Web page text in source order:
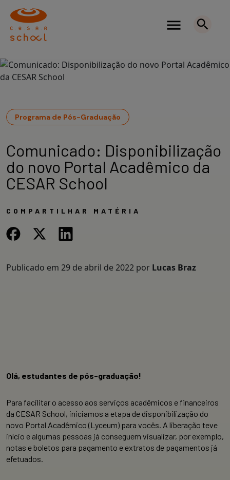
Programa de Pós-Graduação
Comunicado: Disponibilização
do novo Portal Acadêmico da
CESAR School
COMPARTILHAR MATÉRIA
Publicado em 29 de abril de 2022 por Lucas Braz
Olá, estudantes de pós-graduação!
Para facilitar o acesso aos serviços acadêmicos e financeiros
da CESAR School, iniciamos a etapa de disponibilização do
novo Portal Acadêmico (Lyceum) para vocês. A liberação teve
início e algumas pessoas já conseguem visualizar, por exemplo,
notas e boletos para pagamento e extratos de pagamentos já
efetuados.